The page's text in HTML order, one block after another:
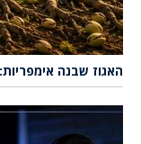
האגוז שבנה